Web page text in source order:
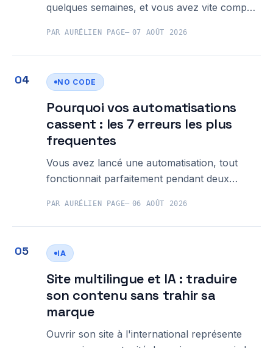
quelques semaines, et vous avez vite compris
vos commandes en cours, de votre CRM ou
de votre planning du moment. Elle répond
dans le vide. Le MCP protocole IA explication
que vous
PAR AURÉLIEN PAGE 07 AOÛT 2026
NO CODE
Pourquoi vos automatisations
cassent : les 7 erreurs les plus
frequentes
Vous avez lancé une automatisation, tout
fonctionnait parfaitement pendant deux
erreurs automatisation No Code PME
l'illustrent chaque jour : des workflows
abandonnés après quelques mois, faute
d'avoir anticipé ce qui les ferait tomber. Voici
les 7 raisons les plus fréquentes,
PAR AURÉLIEN PAGE 06 AOÛT 2026
IA
Site multilingue et IA : traduire
son contenu sans trahir sa
marque
Ouvrir son site à l'international représente